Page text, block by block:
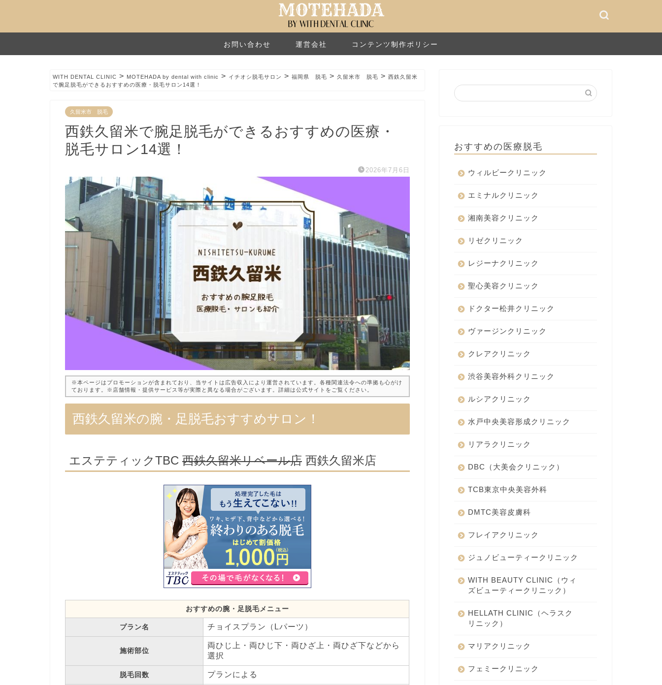
お問い合わせ 運営会社 コンテンツ制作ポリシー
WITH DENTAL CLINIC > MOTEHADA by dental with clinic > イチオシ脱毛サロン > 福岡県 脱毛 > 久留米市 脱毛 > 西鉄久留米
で腕足脱毛ができるおすすめの医療・脱毛サロン14選！
久留米市 脱毛
西鉄久留米で腕足脱毛ができるおすすめの医療・
脱毛サロン14選！
2026年7月6日
※本ページはプロモーションが含まれており、当サイトは広告収入により運営されています。各種関連法令への準拠も心がけ
ております。※店舗情報・提供サービス等が実際と異なる場合がございます。詳細は公式サイトをご覧ください。
西鉄久留米の腕・足脱毛おすすめサロン！
エステティックTBC 西鉄久留米リベール店 西鉄久留米店
おすすめの腕・足脱毛メニュー
プラン名 チョイスプラン（Lパーツ）
施術部位
両ひじ上・両ひじ下・両ひざ上・両ひざ下などから
選択
脱毛回数 プランによる
おすすめの医療脱毛
ウィルビークリニック
エミナルクリニック
湘南美容クリニック
リゼクリニック
レジーナクリニック
聖心美容クリニック
ドクター松井クリニック
ヴァージンクリニック
クレアクリニック
渋谷美容外科クリニック
ルシアクリニック
水戸中央美容形成クリニック
リアラクリニック
DBC（大美会クリニック）
TCB東京中央美容外科
DMTC美容皮膚科
フレイアクリニック
ジュノビューティークリニック
WITH BEAUTY CLINIC（ウィ
ズビューティークリニック）
HELLATH CLINIC（ヘラスク
リニック）
マリアクリニック
フェミークリニック